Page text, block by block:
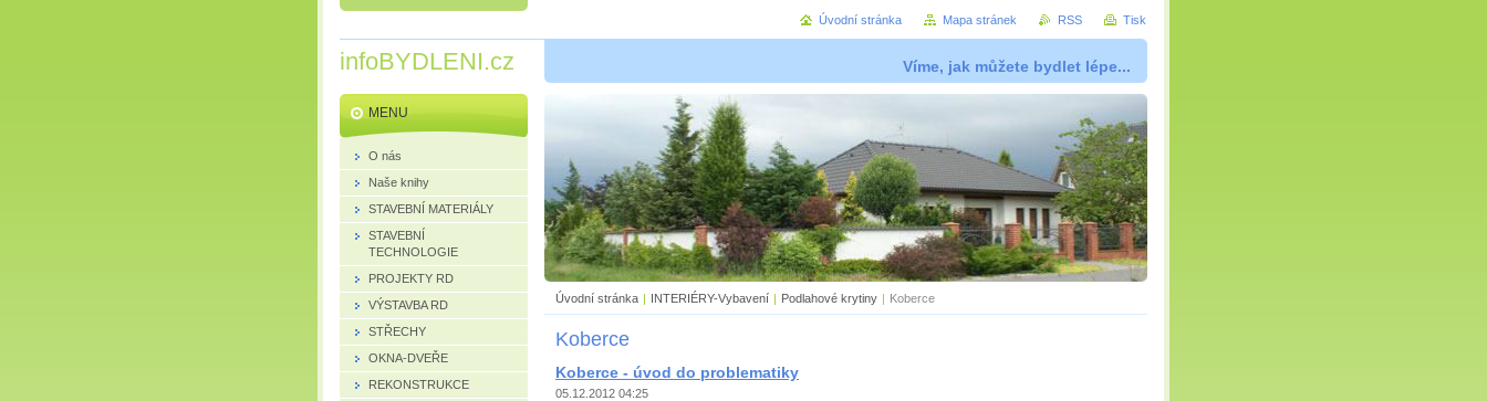
infoBYDLENI.cz Víme, jak můžete bydlet lépe...
Úvodní stránka | INTERIÉRY-Vybavení | Podlahové krytiny | Koberce
Koberce
Koberce - úvod do problematiky
05.12.2012 04:25
MENU
O nás
Naše knihy
STAVEBNÍ MATERIÁLY
STAVEBNÍ
TECHNOLOGIE
PROJEKTY RD
VÝSTAVBA RD
STŘECHY
OKNA-DVEŘE
REKONSTRUKCE
Úvodní stránka Mapa stránek RSS Tisk